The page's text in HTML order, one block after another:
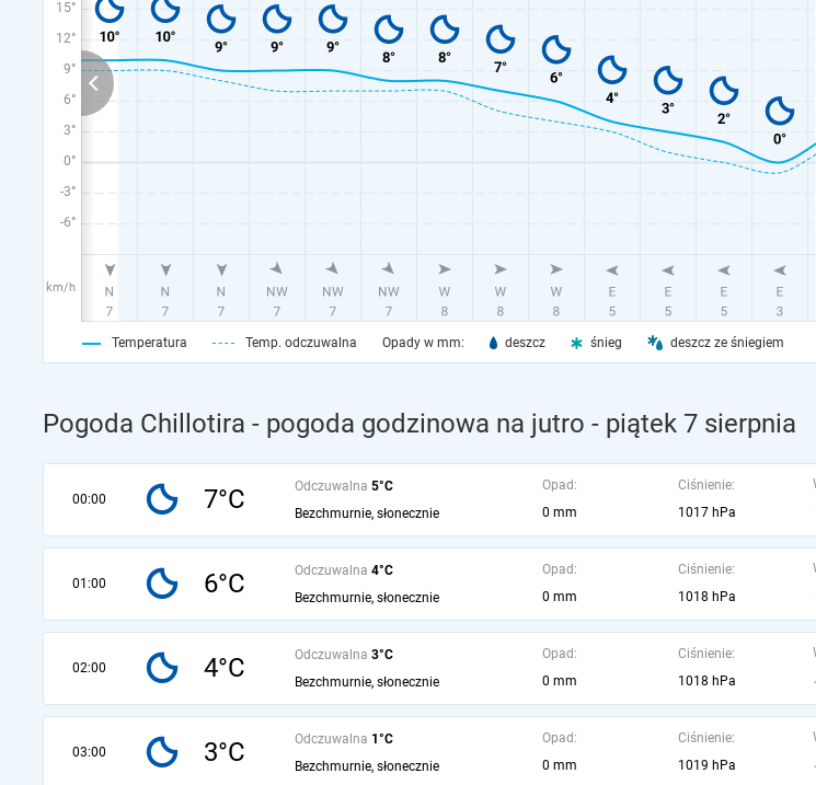
15°
12°
9°
6°
3°
0°
-3°
-6°
km/h
Temperatura Temp. odczuwalna Opady w mm: deszcz śnieg deszcz ze śniegiem
Pogoda Chillotira - pogoda godzinowa na jutro - piątek 7 sierpnia
00:00 7°C Odczuwalna 5°C
Bezchmurnie, słonecznie
Opad:
0 mm
Ciśnienie:
1017 hPa
01:00 6°C Odczuwalna 4°C
Bezchmurnie, słonecznie
Opad:
0 mm
Ciśnienie:
1018 hPa
02:00 4°C Odczuwalna 3°C
Bezchmurnie, słonecznie
Opad:
0 mm
Ciśnienie:
1018 hPa
03:00 3°C Odczuwalna 1°C
Bezchmurnie, słonecznie
Opad:
0 mm
Ciśnienie:
1019 hPa